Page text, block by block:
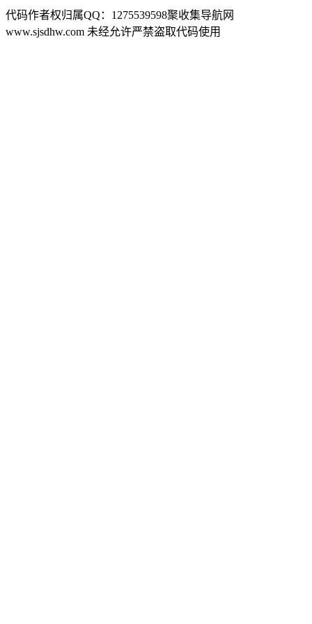
代码作者权归属QQ：1275539598聚收集导航网
www.sjsdhw.com 未经允许严禁盗取代码使用